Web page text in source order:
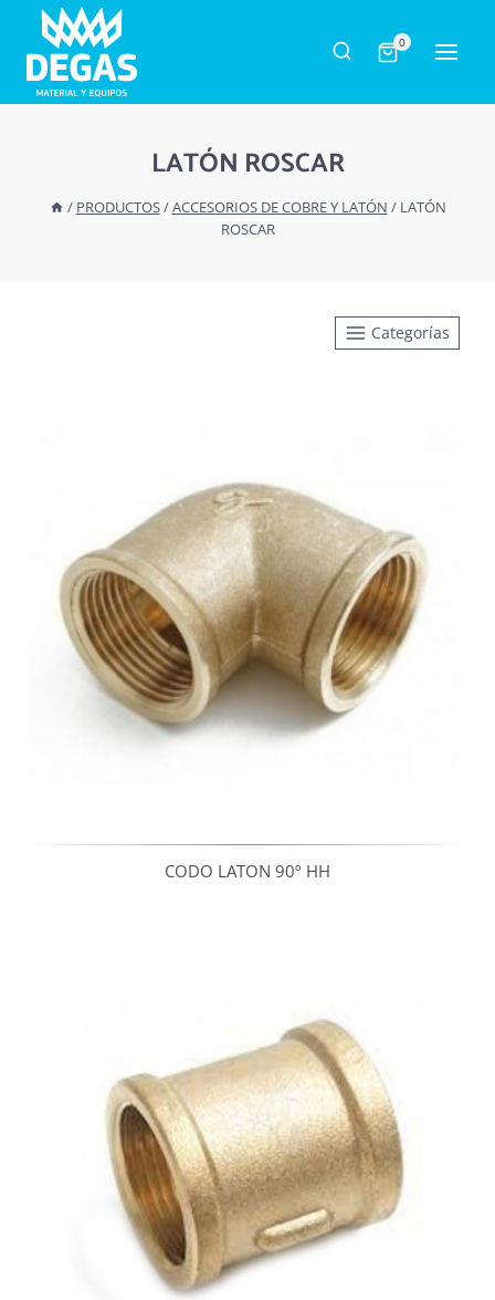
Saltar
contenido
0
LATÓN ROSCAR
/ PRODUCTOS/ACCESORIOS DE COBRE Y LATÓN / LATÓN
ROSCAR
Categorías
CODO LATON 90º HH